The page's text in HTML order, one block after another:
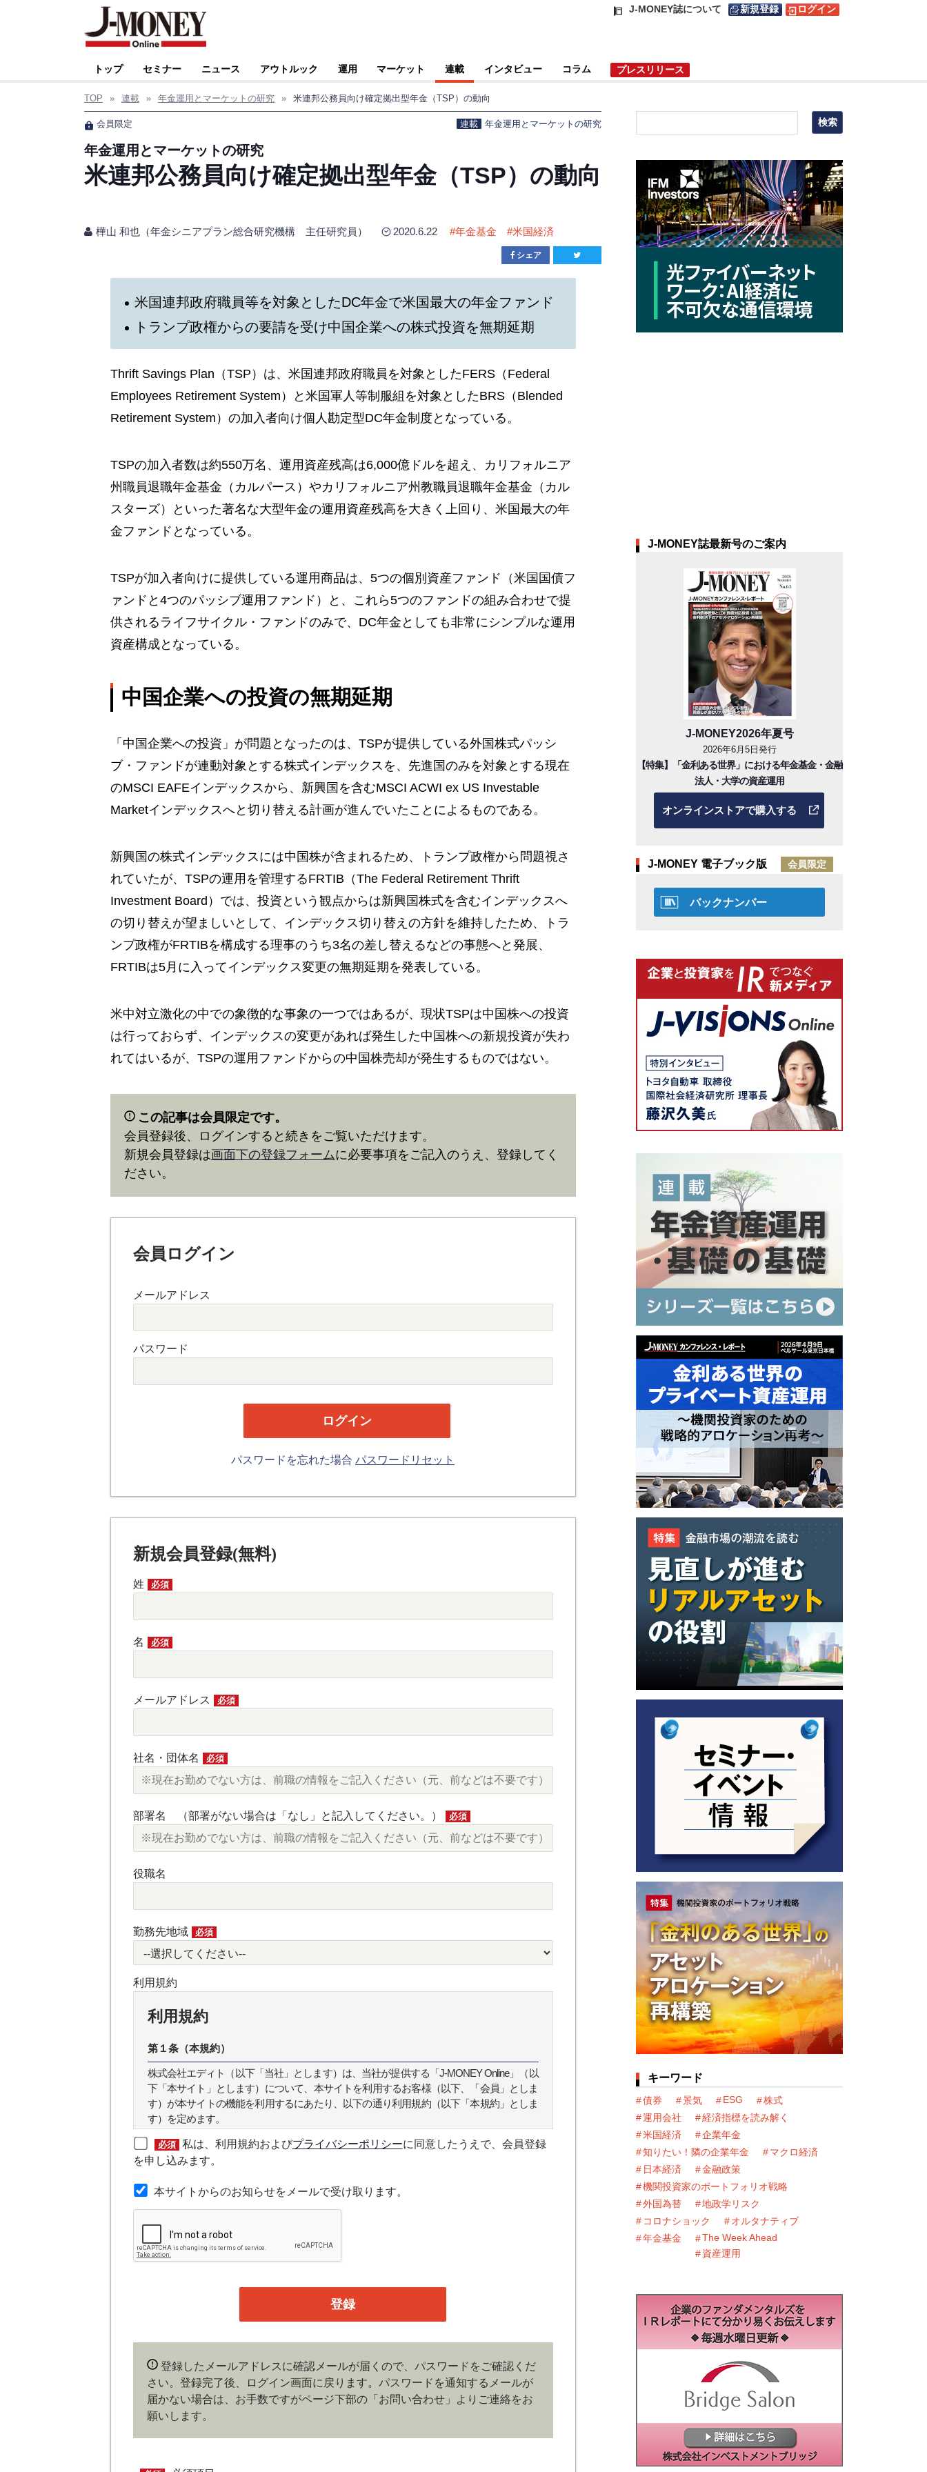
J-MONEY誌について 新規登録 ログイン
トップ セミナー ニュース アウトルック 運用 マーケット 連載 インタビュー コラム プレスリリース
TOP » 連載 » 年金運用とマーケットの研究 » 米連邦公務員向け確定拠出型年金（TSP）の動向
会員限定 連載 年金運用とマーケットの研究
年金運用とマーケットの研究
米連邦公務員向け確定拠出型年金（TSP）の動向
樺山 和也（年金シニアプラン総合研究機構 主任研究員） 2020.6.22 #年金基金 #米国経済
シェア
米国連邦政府職員等を対象としたDC年金で米国最大の年金ファンド
トランプ政権からの要請を受け中国企業への株式投資を無期延期
Thrift Savings Plan（TSP）は、米国連邦政府職員を対象としたFERS（Federal
Employees Retirement System）と米国軍人等制服組を対象としたBRS（Blended
Retirement System）の加入者向け個人勘定型DC年金制度となっている。
TSPの加入者数は約550万名、運用資産残高は6,000億ドルを超え、カリフォルニア
州職員退職年金基金（カルパース）やカリフォルニア州教職員退職年金基金（カル
スターズ）といった著名な大型年金の運用資産残高を大きく上回り、米国最大の年
金ファンドとなっている。
TSPが加入者向けに提供している運用商品は、5つの個別資産ファンド（米国国債フ
ァンドと4つのパッシブ運用ファンド）と、これら5つのファンドの組み合わせで提
供されるライフサイクル・ファンドのみで、DC年金としても非常にシンプルな運用
資産構成となっている。
中国企業への投資の無期延期
「中国企業への投資」が問題となったのは、TSPが提供している外国株式パッシ
ブ・ファンドが連動対象とする株式インデックスを、先進国のみを対象とする現在
のMSCI EAFEインデックスから、新興国を含むMSCI ACWI ex US Investable
Marketインデックスへと切り替える計画が進んでいたことによるものである。
新興国の株式インデックスには中国株が含まれるため、トランプ政権から問題視さ
れていたが、TSPの運用を管理するFRTIB（The Federal Retirement Thrift
Investment Board）では、投資という観点からは新興国株式を含むインデックスへ
の切り替えが望ましいとして、インデックス切り替えの方針を維持したため、トラ
ンプ政権がFRTIBを構成する理事のうち3名の差し替えるなどの事態へと発展、
FRTIBは5月に入ってインデックス変更の無期延期を発表している。
米中対立激化の中での象徴的な事象の一つではあるが、現状TSPは中国株への投資
は行っておらず、インデックスの変更があれば発生した中国株への新規投資が失わ
れてはいるが、TSPの運用ファンドからの中国株売却が発生するものではない。
この記事は会員限定です。
会員登録後、ログインすると続きをご覧いただけます。
新規会員登録は画面下の登録フォームに必要事項をご記入のうえ、登録してく
ださい。
会員ログイン
メールアドレス
パスワード
パスワードを忘れた場合 パスワードリセット
新規会員登録(無料)
姓 必須
名 必須
メールアドレス 必須
社名・団体名 必須
部署名 （部署がない場合は「なし」と記入してください。） 必須
役職名
勤務先地域 必須
利用規約
利用規約
第１条（本規約）
株式会社エディト（以下「当社」とします）は、当社が提供する「J-MONEY Online」（以
下「本サイト」とします）について、本サイトを利用するお客様（以下、「会員」としま
す）が本サイトの機能を利用するにあたり、以下の通り利用規約（以下「本規約」としま
す）を定めます。
第２条（本規約の範囲）
第３条（会員）
本サイトの会員は、機関投資家や金融機関の役職員、事業会社の経営者・財務担当者、そ
の他金融ビジネスに携わる企業や官公庁、研究機関などの役職員、もしくは専門家のいず
れかに該当していることを条件とし、登録の申し込みを行うには、当社が入会を承諾した
ある場合や本規約に違反するおそれがある場合には、当社は会員登録を拒否もしくは抹消
第４条（ユーザー名とパスワードの管理）
ユーザー名およびパスワードの利用、管理は会員の自己責任において行うものとします。
会員は、ユーザー名およびパスワードの第三者への漏洩、利用許諾、貸与、譲渡、名義変
更、売買、その他の担保に供するなどの行為をしてはならないものとします。ユーザー名
およびパスワードの使用によって生じた損害の責任は、会員が負うものとし、当社は一切
必須 私は、利用規約およびプライバシーポリシーに同意したうえで、会員登録
を申し込みます。
本サイトからのお知らせをメールで受け取ります。
登録したメールアドレスに確認メールが届くので、パスワードをご確認くだ
さい。登録完了後、ログイン画面に戻ります。 パスワードを通知するメールが
届かない場合は、お手数ですがページ下部の「お問い合わせ」よりご連絡をお
願いします。
J-MONEY誌最新号のご案内
J-MONEY2026年夏号
2026年6月5日発行
【特集】「金利ある世界」における年金基金・金融
法人・大学の資産運用
オンラインストアで購入する
J-MONEY 電子ブック版 会員限定
バックナンバー
キーワード
債券 景気 ESG
株式
運用会社
経済指標を読み解く
米国経済
企業年金
知りたい！隣の企業年金
マクロ経済
日本経済
金融政策
機関投資家のポートフォリオ戦略
外国為替
地政学リスク
コロナショック
オルタナティブ
年金基金
The Week Ahead
資産運用